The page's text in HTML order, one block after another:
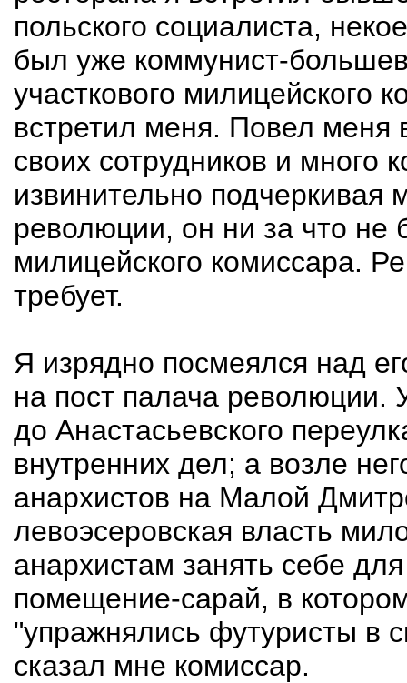
польского социалиста,
был уже коммунист-
участкового милицейского
встретил меня. Повел меня
своих сотрудников и много
извинительно подчеркивая
революции, он ни за что
милицейского комиссара.
требует.
Я изрядно посмеялся над
на пост палача революции.
до Анастасьевского
внутренних дел; а возле
анархистов на Малой
левоэсеровская власть
анархистам занять себе
помещение-сарай, в
"упражнялись футуристы в
сказал мне комиссар.